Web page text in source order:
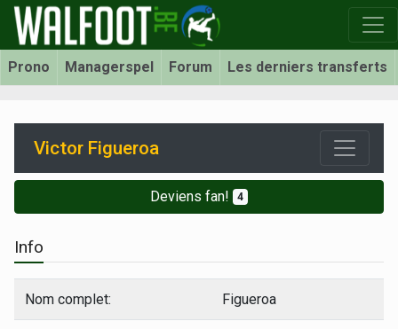
Prono Managerspel Forum Les derniers transferts
Victor Figueroa
Deviens fan! 4
Info
Nom complet: Figueroa